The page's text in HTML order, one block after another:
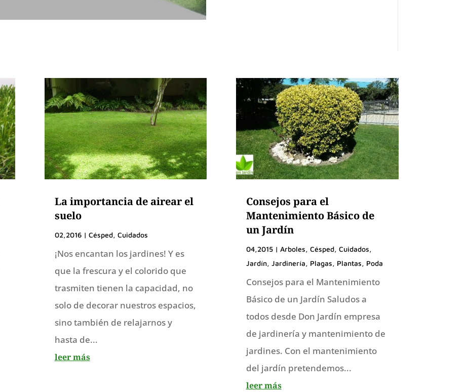
La importancia de airear el
suelo
02,2016| Césped, Cuidados
¡Nos encantan los jardines! Y es
que la frescura y el colorido que
trasmiten tienen la capacidad, no
solo de decorar nuestros espacios,
sino también de relajarnos y
hasta de...
leer más
Consejos para el
Mantenimiento Básico de
un Jardín
04,2015| Arboles, Césped, Cuidados,
Jardín, Jardinería, Plagas, Plantas, Poda
Consejos para el Mantenimiento
Básico de un Jardín Saludos a
todos desde Don Jardín empresa
de jardinería y mantenimiento de
jardines. Con el mantenimiento
del jardín pretendemos...
leer más